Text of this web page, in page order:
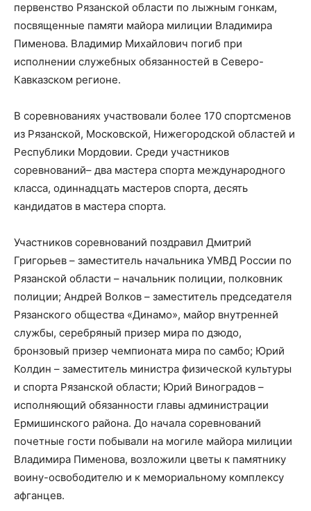
первенство Рязанской области по лыжным гонкам,
посвященные памяти майора милиции Владимира
Пименова. Владимир Михайлович погиб при
исполнении служебных обязанностей в Северо-
Кавказском регионе.
В соревнованиях участвовали более 170 спортсменов
из Рязанской, Московской, Нижегородской областей и
Республики Мордовии. Среди участников
соревнований– два мастера спорта международного
класса, одиннадцать мастеров спорта, десять
кандидатов в мастера спорта.
Участников соревнований поздравил Дмитрий
Григорьев – заместитель начальника УМВД России по
Рязанской области – начальник полиции, полковник
полиции; Андрей Волков – заместитель председателя
Рязанского общества «Динамо», майор внутренней
службы, серебряный призер мира по дзюдо,
бронзовый призер чемпионата мира по самбо; Юрий
Колдин – заместитель министра физической культуры
и спорта Рязанской области; Юрий Виноградов –
исполняющий обязанности главы администрации
Ермишинского района. До начала соревнований
почетные гости побывали на могиле майора милиции
Владимира Пименова, возложили цветы к памятнику
воину-освободителю и к мемориальному комплексу
афганцев.